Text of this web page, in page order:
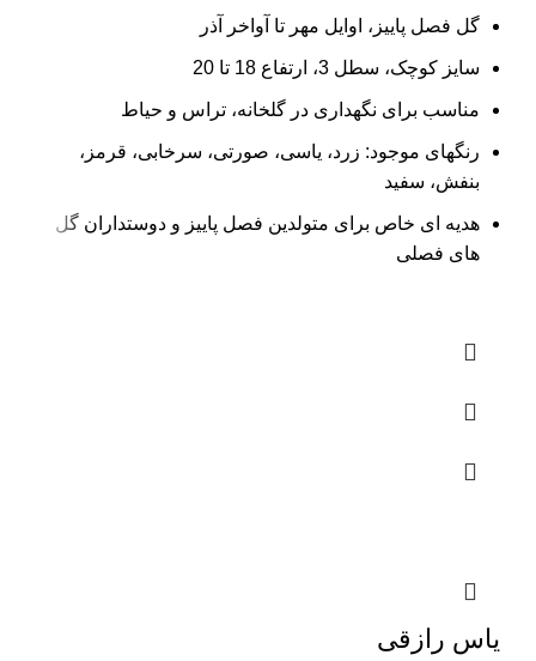
گل فصل پاییز، اوایل مهر تا آواخر آذر
سایز کوچک، سطل 3، ارتفاع 18 تا 20
مناسب برای نگهداری در گلخانه، تراس و حیاط
رنگهای موجود: زرد، یاسی، صورتی، سرخابی، قرمز،
بنفش، سفید
هدیه ای خاص برای متولدین فصل پاییز و دوستداران گل
های فصلی
یاس رازقی